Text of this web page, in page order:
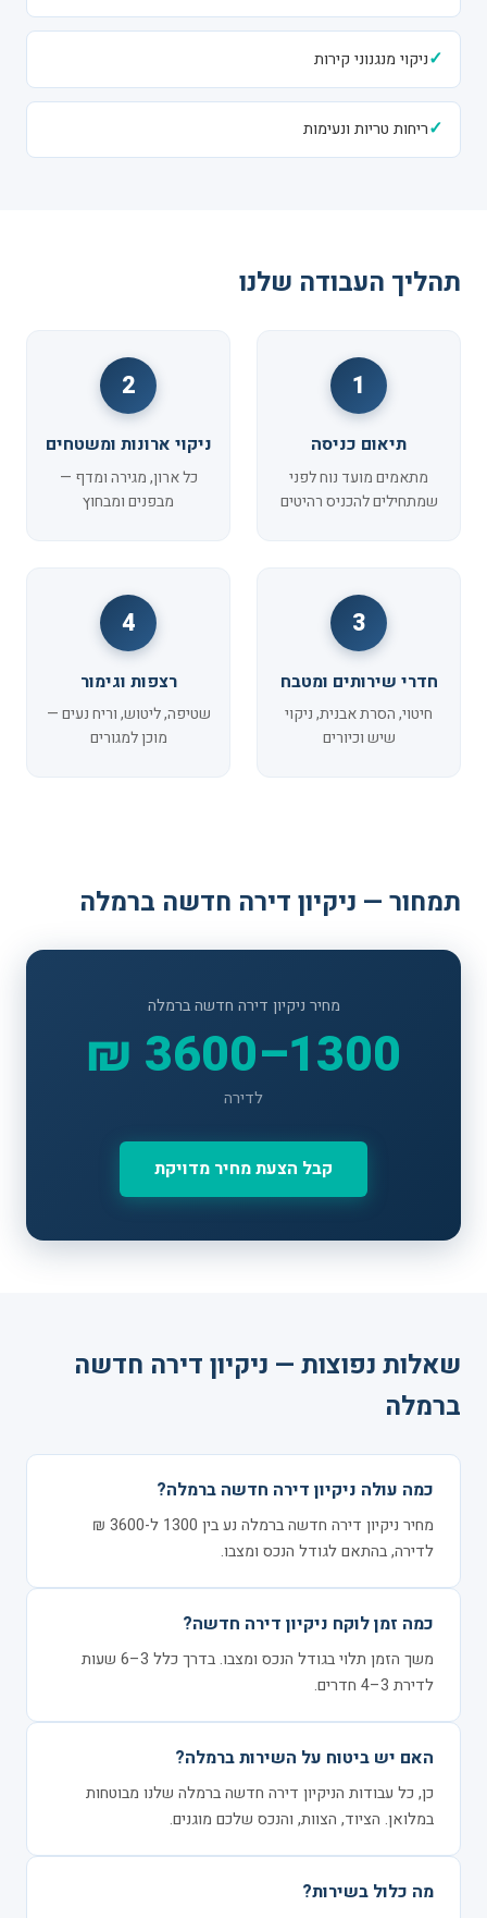
✓ניקוי מנגנוני קירות
✓ריחות טריות ונעימות
תהליך העבודה שלנו
1
תיאום כניסה
מתאמים מועד נוח לפני
שמתחילים להכניס רהיטים
2
ניקוי ארונות ומשטחים
כל ארון, מגירה ומדף —
מבפנים ומבחוץ
3
חדרי שירותים ומטבח
חיטוי, הסרת אבנית, ניקוי
שיש וכיורים
4
רצפות וגימור
שטיפה, ליטוש, וריח נעים —
מוכן למגורים
תמחור — ניקיון דירה חדשה ברמלה
מחיר ניקיון דירה חדשה ברמלה
1300–3600 ₪
לדירה
קבל הצעת מחיר מדויקת
שאלות נפוצות — ניקיון דירה חדשה
ברמלה
כמה עולה ניקיון דירה חדשה ברמלה?
מחיר ניקיון דירה חדשה ברמלה נע בין 1300 ל-3600 ₪
לדירה, בהתאם לגודל הנכס ומצבו.
כמה זמן לוקח ניקיון דירה חדשה?
משך הזמן תלוי בגודל הנכס ומצבו. בדרך כלל 3–6 שעות
לדירת 3–4 חדרים.
האם יש ביטוח על השירות ברמלה?
כן, כל עבודות הניקיון דירה חדשה ברמלה שלנו מבוטחות
במלואן. הציוד, הצוות, והנכס שלכם מוגנים.
מה כלול בשירות?